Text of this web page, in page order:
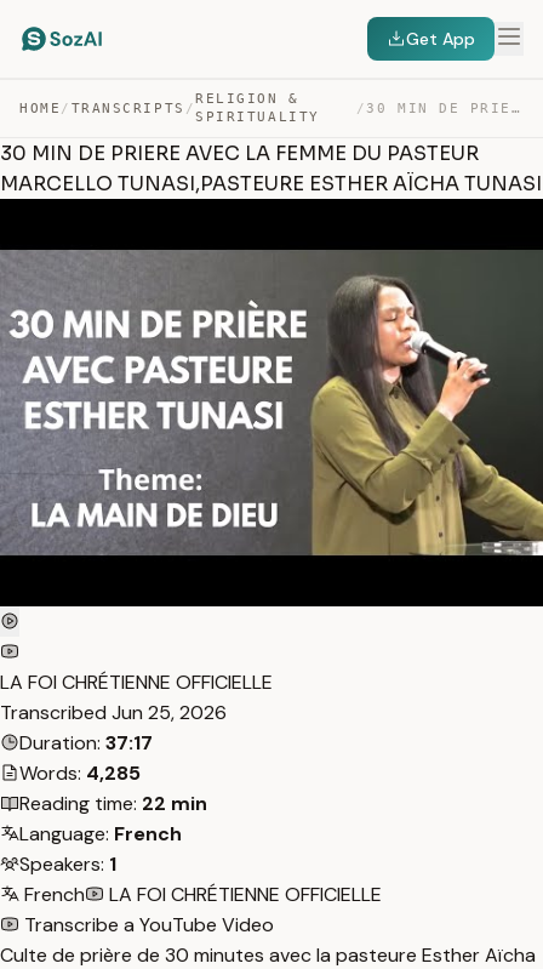
Get App
HOME / TRANSCRIPTS /
RELIGION &
SPIRITUALITY
/ 30 MIN DE PRIERE AVEC LA FEMME DU PASTEUR MARCELLO TUNA… — TRANSCRIPT
30 MIN DE PRIERE AVEC LA FEMME DU PASTEUR
MARCELLO TUNASI,PASTEURE ESTHER AÏCHA TUNASI
LA FOI CHRÉTIENNE OFFICIELLE
Transcribed Jun 25, 2026
Duration: 37:17
Words: 4,285
Reading time: 22 min
Language: French
Speakers: 1
French
LA FOI CHRÉTIENNE OFFICIELLE
Transcribe a YouTube Video
Culte de prière de 30 minutes avec la pasteure Esther Aïcha